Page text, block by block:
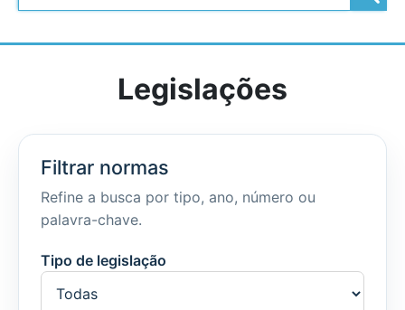
Legislações
Filtrar normas
Refine a busca por tipo, ano, número ou
palavra-chave.
Tipo de legislação